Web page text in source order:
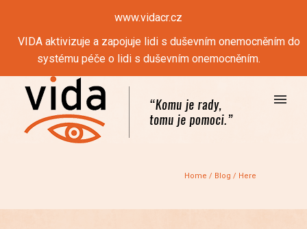
www.vidacr.cz
VIDA aktivizuje a zapojuje lidi s duševním onemocněním do
systému péče o lidi s duševním onemocněním.
Home / Blog / Here